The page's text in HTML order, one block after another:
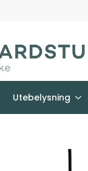
Utebelysning